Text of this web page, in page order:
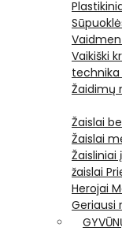
Vaikiški
technika
Žaidimų
Žaislai
Žaislai
Žaisliniai
žaislai
Herojai
Geriausi